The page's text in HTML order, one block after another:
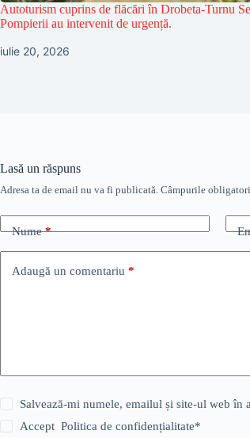
Autoturism cuprins de flăcări în Drobeta-Turnu
Pompierii au intervenit de urgență.
iulie 20, 2026
Lasă un răspuns
Adresa ta de email nu va fi publicată. Câmpurile
Nume*
Adaugă un comentariu *
Salvează-mi numele, emailul și site-ul web în
AcceptPolitica de confidențialitate*